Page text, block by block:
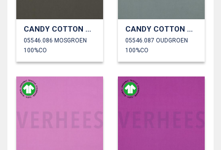
CANDY COTTON GOTS
05546.086 MOSGROEN
100%CO
CANDY COTTON GOTS
05546.087 OUDGROEN
100%CO